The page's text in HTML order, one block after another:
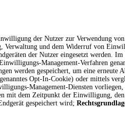
der Nutzer zur Verwendung
und dem Widerruf von
der Nutzer eingesetzt werden. Im
Management-Verfahren
werden gespeichert, um eine erneute
Opt-In-Cookie) oder mittels
Management-Diensten
mit dem Zeitpunkt der Einwilligung,
gespeichert wird;